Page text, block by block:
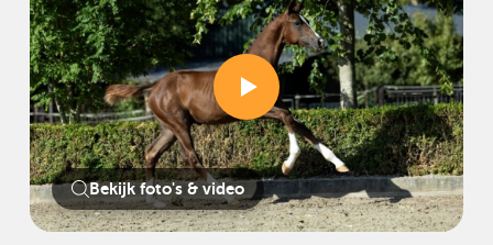
Bekijk foto's & video